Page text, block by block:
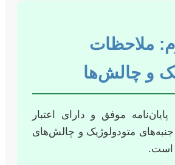
ملاحظات
و چالش‌ها
موفق و دارای اعتبار
متودولوژیک و چالش‌های
است.